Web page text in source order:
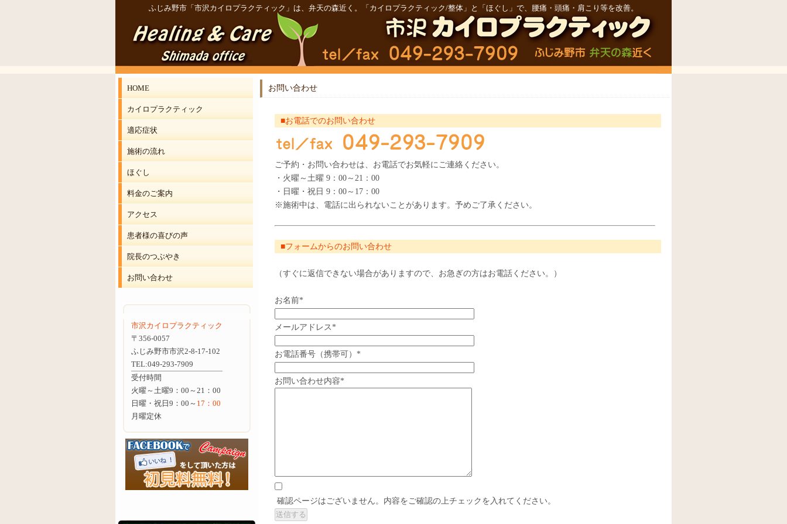
ふじみ野市「市沢カイロプラクティック」は、弁天の森近く。「カイロプラクティック/整体」と「ほぐし」で、腰痛・頭痛・肩こり等を改善。
HOME
カイロプラクティック
適応症状
施術の流れ
ほぐし
料金のご案内
アクセス
患者様の喜びの声
院長のつぶやき
お問い合わせ
市沢カイロプラクティック
〒356-0057
ふじみ野市市沢2-8-17-102
TEL:049-293-7909
受付時間
火曜～土曜9：00～ 21：00
日曜・祝日 9：00～ 17：00
月曜定休
お問い合わせ
■お電話でのお問い合わせ
ご予約・お問い合わせは、お電話でお気軽にご連絡ください。
・火曜～土曜 9：00～21：00
・日曜・祝日 9：00～17：00
※施術中は、電話に出られないことがあります。予めご了承ください。
■フォームからのお問い合わせ
（すぐに返信できない場合がありますので、お急ぎの方はお電話ください。）
お名前*
メールアドレス*
お電話番号（携帯可）*
お問い合わせ内容*
確認ページはございません。内容をご確認の上チェックを入れてください。